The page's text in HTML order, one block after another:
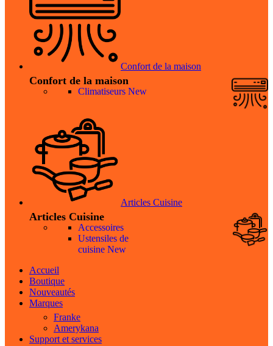
Confort de la maison
Confort de la maison
Climatiseurs New
Articles Cuisine
Articles Cuisine
Accessoires
Ustensiles de
cuisine New
Accueil
Boutique
Nouveautés
Marques
Franke
Amerykana
Support et services